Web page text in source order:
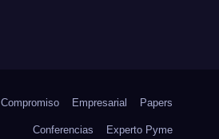
Compromiso Empresarial Papers
Conferencias Experto Pyme